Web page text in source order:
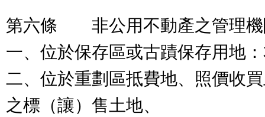
第六條 非公用不動產之管理機
一、位於保存區或古蹟保存用地
二、位於重劃區抵費地、照價收
之標（讓）售土地、